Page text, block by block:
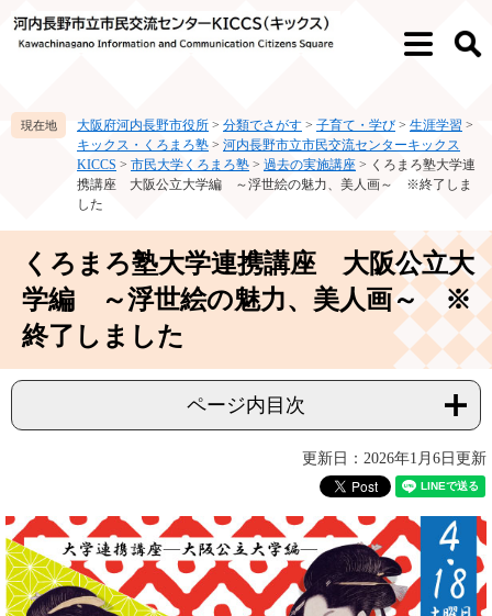
ー
ニ
メ
検
大阪府河内長野市役所 > 分類でさがす > 子育て・学び > 生涯学習 >
キックス・くろまろ塾 > 河内長野市立市民交流センターキックス
KICCS > 市民大学くろまろ塾 > 過去の実施講座 > くろまろ塾大学連
携講座 大阪公立大学編 ～浮世絵の魅力、美人画～ ※終了しま
した
くろまろ塾大学連携講座 大阪公立大
学編 ～浮世絵の魅力、美人画～ ※
終了しました
ページ内目次
更新日：2026年1月6日更新